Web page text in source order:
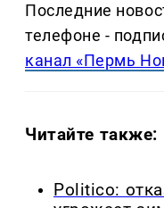
Последние
телефоне -
канал «Пермь
Читайте также:
Politico: